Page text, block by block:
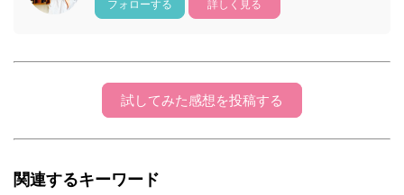
フォローする 詳しく見る
試してみた感想を投稿する
関連するキーワード